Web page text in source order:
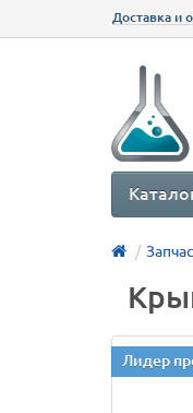
Доставка и
Лидер